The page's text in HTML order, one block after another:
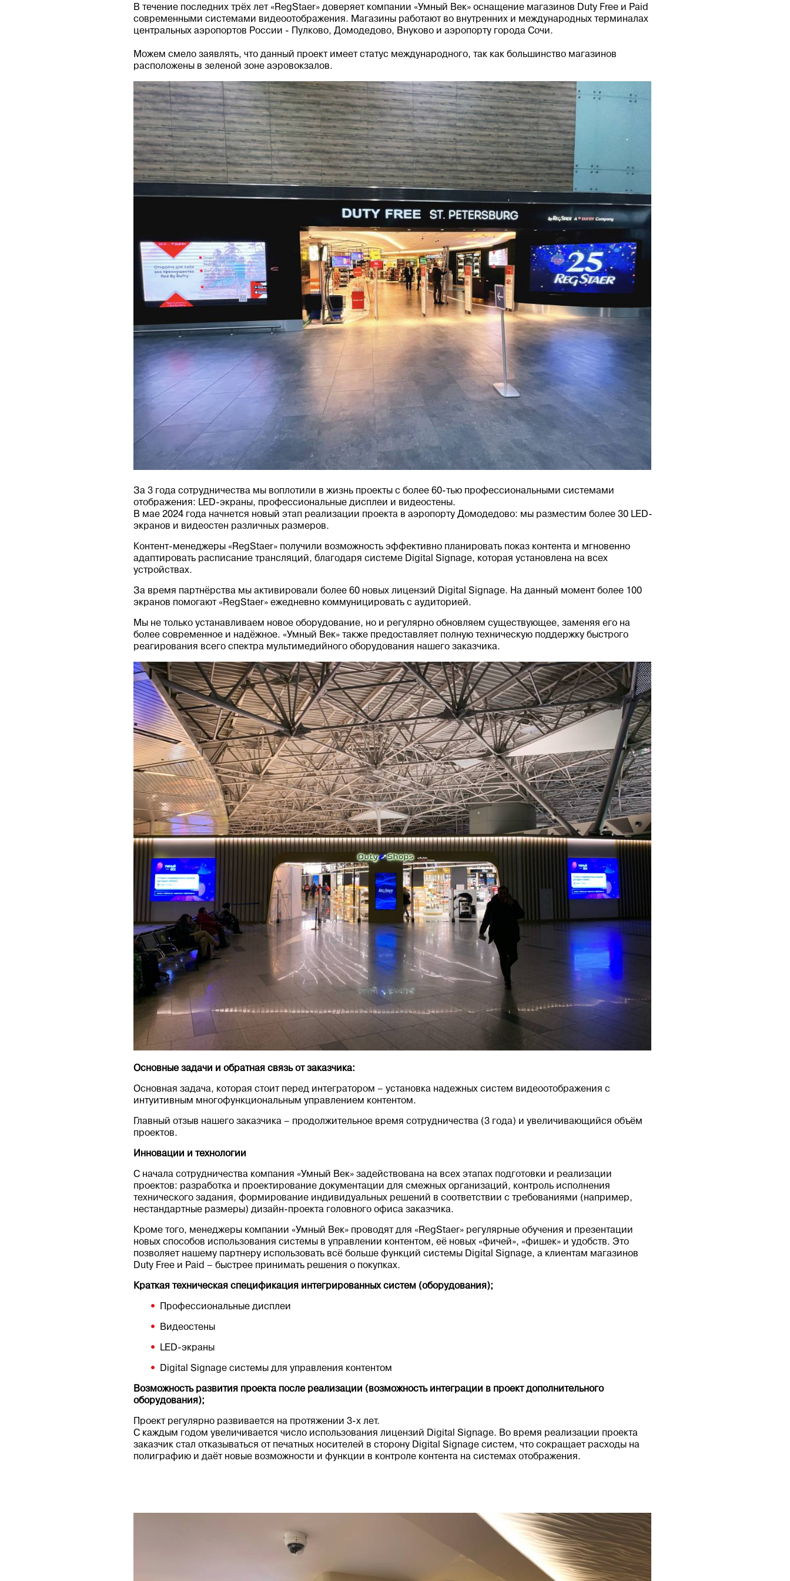
В течение последних трёх лет «RegStaer» доверяет компании «Умный Век» оснащение магазинов Duty Free и Paid
современными системами видеоотображения. Магазины работают во внутренних и международных терминалах
центральных аэропортов России - Пулково, Домодедово, Внуково и аэропорту города Сочи.
Можем смело заявлять, что данный проект имеет статус международного, так как большинство магазинов
расположены в зеленой зоне аэровокзалов.
За 3 года сотрудничества мы воплотили в жизнь проекты с более 60-тью профессиональными системами
отображения: LED-экраны, профессиональные дисплеи и видеостены.
В мае 2024 года начнется новый этап реализации проекта в аэропорту Домодедово: мы разместим более 30 LED-
экранов и видеостен различных размеров.
Контент-менеджеры «RegStaer» получили возможность эффективно планировать показ контента и мгновенно
адаптировать расписание трансляций, благодаря системе Digital Signage, которая установлена на всех
устройствах.
За время партнёрства мы активировали более 60 новых лицензий Digital Signage. На данный момент более 100
экранов помогают «RegStaer» ежедневно коммуницировать с аудиторией.
Мы не только устанавливаем новое оборудование, но и регулярно обновляем существующее, заменяя его на
более современное и надёжное. «Умный Век» также предоставляет полную техническую поддержку быстрого
реагирования всего спектра мультимедийного оборудования нашего заказчика.
Основные задачи и обратная связь от заказчика:
Основная задача, которая стоит перед интегратором – установка надежных систем видеоотображения с
интуитивным многофункциональным управлением контентом.
Главный отзыв нашего заказчика – продолжительное время сотрудничества (3 года) и увеличивающийся объём
проектов.
Инновации и технологии
С начала сотрудничества компания «Умный Век» задействована на всех этапах подготовки и реализации
проектов: разработка и проектирование документации для смежных организаций, контроль исполнения
технического задания, формирование индивидуальных решений в соответствии с требованиями (например,
нестандартные размеры) дизайн-проекта головного офиса заказчика.
Кроме того, менеджеры компании «Умный Век» проводят для «RegStaer» регулярные обучения и презентации
новых способов использования системы в управлении контентом, её новых «фичей», «фишек» и удобств. Это
позволяет нашему партнеру использовать всё больше функций системы Digital Signage, а клиентам магазинов
Duty Free и Paid – быстрее принимать решения о покупках.
Краткая техническая спецификация интегрированных систем (оборудования);
Профессиональные дисплеи
Видеостены
LED-экраны
Digital Signage системы для управления контентом
Возможность развития проекта после реализации (возможность интеграции в проект дополнительного
оборудования);
Проект регулярно развивается на протяжении 3-х лет.
С каждым годом увеличивается число использования лицензий Digital Signage. Во время реализации проекта
заказчик стал отказываться от печатных носителей в сторону Digital Signage систем, что сокращает расходы на
полиграфию и даёт новые возможности и функции в контроле контента на системах отображения.